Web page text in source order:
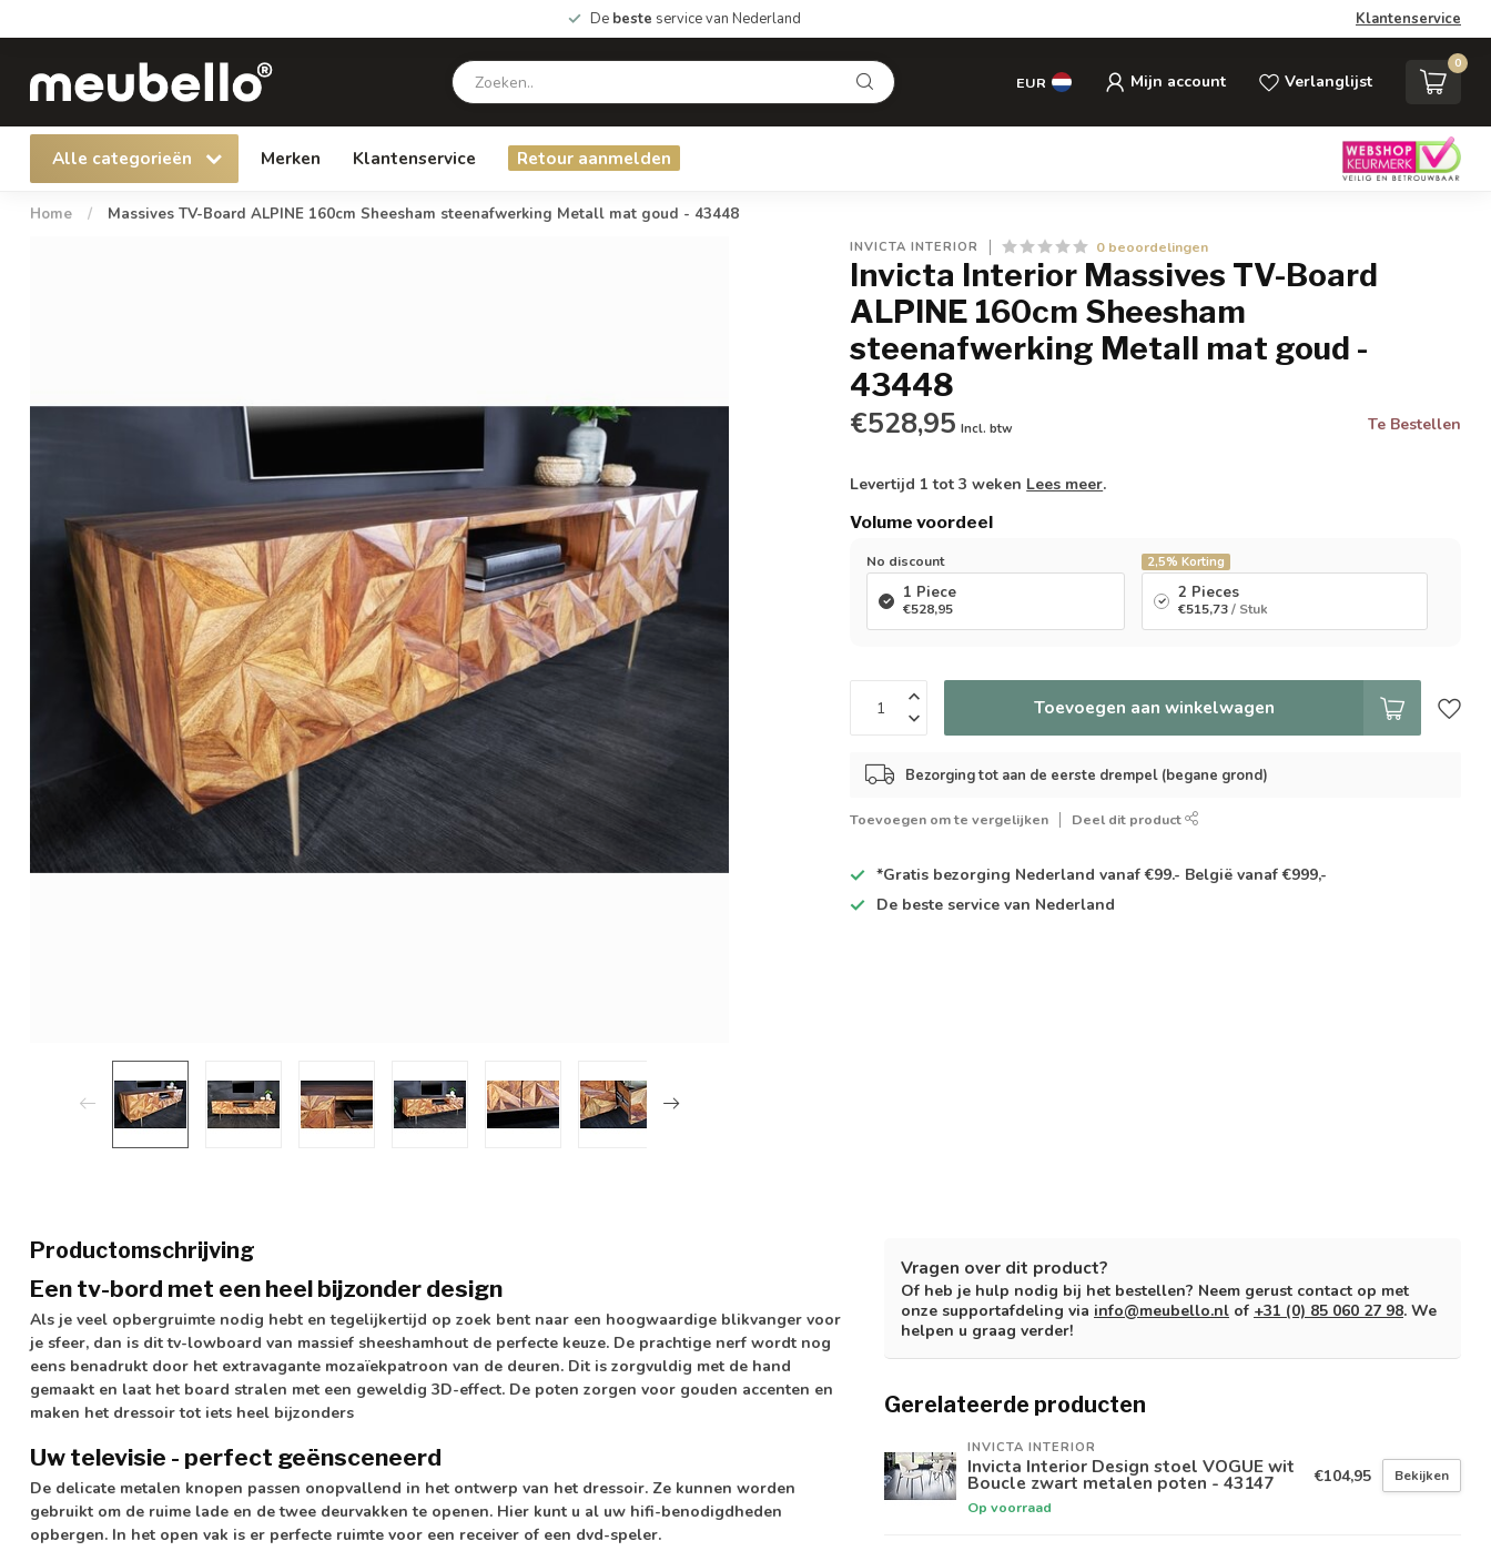
De beste service van Nederland Klantenservice
EUR Mijn account Verlanglijst
0
Alle categorieën Merken Klantenservice Retour aanmelden
Home / Massives TV-Board ALPINE 160cm Sheesham steenafwerking Metall mat goud - 43448
INVICTA INTERIOR 0 beoordelingen
Invicta Interior Massives TV-Board
ALPINE 160cm Sheesham
steenafwerking Metall mat goud -
43448
€528,95 Incl. btw Te Bestellen
Levertijd 1 tot 3 weken Lees meer.
Volume voordeel
No discount
1 Piece
€528,95
2,5% Korting
2 Pieces
€515,73/ Stuk
Toevoegen aan winkelwagen
Bezorging tot aan de eerste drempel (begane grond)
Toevoegen om te vergelijken Deel dit product
*Gratis bezorging Nederland vanaf €99.- België vanaf €999,-
De beste service van Nederland
Productomschrijving
Een tv-bord met een heel bijzonder design
Als je veel opbergruimte nodig hebt en tegelijkertijd op zoek bent naar een hoogwaardige blikvanger voor
je sfeer, dan is dit tv-lowboard van massief sheeshamhout de perfecte keuze. De prachtige nerf wordt nog
eens benadrukt door het extravagante mozaïekpatroon van de deuren. Dit is zorgvuldig met de hand
gemaakt en laat het board stralen met een geweldig 3D-effect. De poten zorgen voor gouden accenten en
maken het dressoir tot iets heel bijzonders
Uw televisie - perfect geënsceneerd
De delicate metalen knopen passen onopvallend in het ontwerp van het dressoir. Ze kunnen worden
gebruikt om de ruime lade en de twee deurvakken te openen. Hier kunt u al uw hifi-benodigdheden
opbergen. In het open vak is er perfecte ruimte voor een receiver of een dvd-speler.
Vragen over dit product?
Of heb je hulp nodig bij het bestellen? Neem gerust contact op met
onze supportafdeling via info@meubello.nl of +31 (0) 85 060 27 98. We
helpen u graag verder!
Gerelateerde producten
INVICTA INTERIOR
Invicta Interior Design stoel VOGUE wit
Boucle zwart metalen poten - 43147
Op voorraad
€104,95 Bekijken